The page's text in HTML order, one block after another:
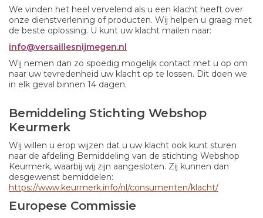
We vinden het heel vervelend als u een klacht heeft over
onze dienstverlening of producten. Wij helpen u graag met
de beste oplossing. U kunt uw klacht mailen naar:
info@versaillesnijmegen.nl
Wij nemen dan zo spoedig mogelijk contact met u op om
naar uw tevredenheid uw klacht op te lossen. Dit doen we
in elk geval binnen 14 dagen.
Bemiddeling Stichting Webshop
Keurmerk
Wij willen u erop wijzen dat u uw klacht ook kunt sturen
naar de afdeling Bemiddeling van de stichting Webshop
Keurmerk, waarbij wij zijn aangesloten. Zij kunnen dan
desgewenst bemiddelen:
https://www.keurmerk.info/nl/consumenten/klacht/
Europese Commissie